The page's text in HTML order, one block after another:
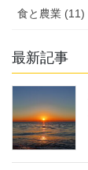
食と農業 (11)
最新記事